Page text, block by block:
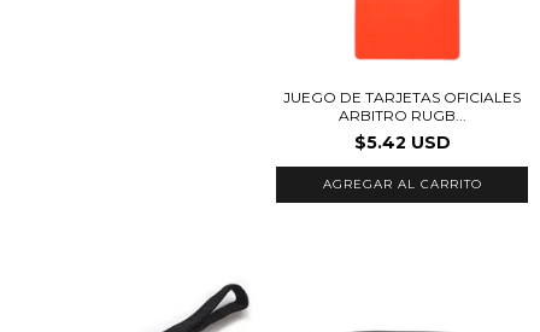
JUEGO DE TARJETAS OFICIALES
ARBITRO RUGB...
$5.42 USD
AGREGAR AL CARRITO